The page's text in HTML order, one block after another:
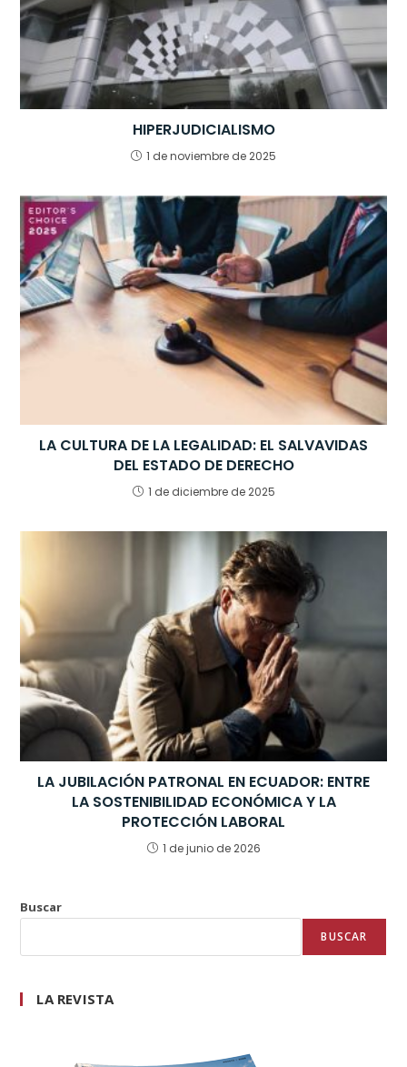
HIPERJUDICIALISMO
1 de noviembre de 2025
LA CULTURA DE LA LEGALIDAD: EL SALVAVIDAS
DEL ESTADO DE DERECHO
1 de diciembre de 2025
LA JUBILACIÓN PATRONAL EN ECUADOR: ENTRE
LA SOSTENIBILIDAD ECONÓMICA Y LA
PROTECCIÓN LABORAL
1 de junio de 2026
Buscar
BUSCAR
LA REVISTA